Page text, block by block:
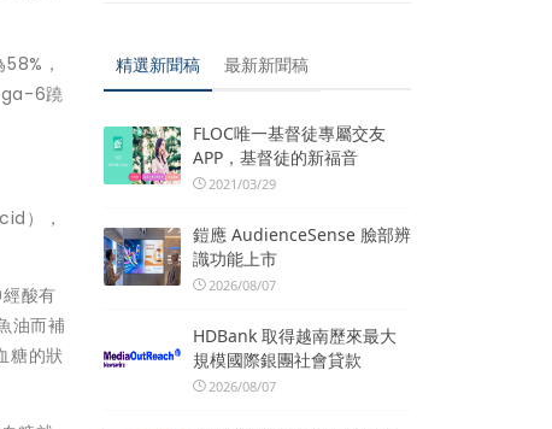
，
6蹺
），
酸有
油而補
的狀
精選新聞稿 最新新聞稿
FLOC唯一基督徒專屬交友
APP，基督徒的新福音
2021/03/29
鎧應 AudienceSense 臉部辨
識功能上市
2026/08/07
HDBank 取得越南歷來最大
規模國際銀團社會貸款
2026/08/07